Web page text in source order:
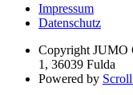
Impressum
Datenschutz
Copyright JUMO
1, 36039 Fulda
Powered by